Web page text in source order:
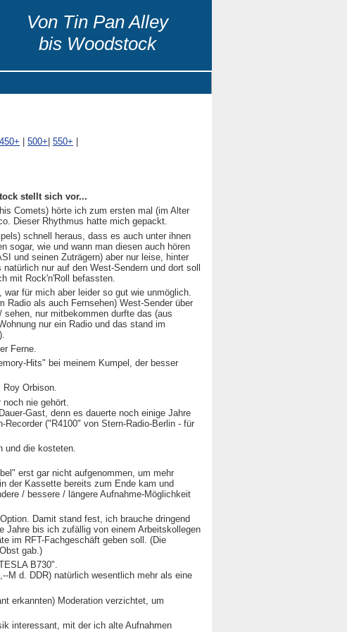
Von Tin Pan Alley
bis Woodstock
450+ 500+ 550+
stellt sich vor...
Comets) hörte ich zum ersten mal (im Alter
Dieser Rhythmus hatte mich gepackt.
schnell heraus, dass es auch unter ihnen
sogar, wie und wann man diesen auch hören
und seinen Zuträgern) aber nur leise, hinter
nur auf den West-Sendern und dort soll
mit Rock'n'Roll befassten.
für mich aber leider so gut wie unmöglich.
Radio als auch Fernsehen) West-Sender über
nur mitbekommen durfte das (aus
nur ein Radio und das stand im
Ferne.
Hits" bei meinem Kumpel, der besser
Orbison.
nie gehört.
Gast, denn es dauerte noch einige Jahre
("R4100" von Stern-Radio-Berlin - für
und die kosteten.
erst gar nicht aufgenommen, um mehr
der Kassette bereits zum Ende kam und
/ bessere / längere Aufnahme-Möglichkeit
Damit stand fest, ich brauche dringend
Jahre bis ich zufällig von einem Arbeitskollegen
im RFT-Fachgeschäft geben soll. (Die
gab.)
B730".
M d. DDR) natürlich wesentlich mehr als eine
erkannten) Moderation verzichtet, um
interessant, mit der ich alte Aufnahmen